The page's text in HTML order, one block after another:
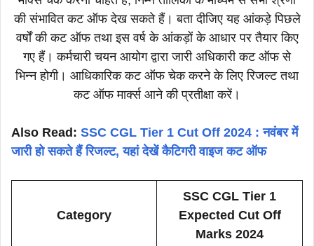
की संभावित कट ऑफ देख सकते हैं। बता दीजिए यह आंकड़े पिछले
वर्षों की कट ऑफ तथा इस वर्ष के आंकड़ों के आधार पर तैयार किए
गए हैं। कर्मचारी चयन आयोग द्वारा जारी अधिकारी कट ऑफ से
भिन्न होगी। आधिकारिक कट ऑफ चेक करने के लिए रिजल्ट तथा
कट ऑफ मार्क्स आने की प्रतीक्षा करें।
Also Read: SSC CGL Tier 1 Cut Off 2024 : नवंबर में
जारी हो सकते हैं रिजल्ट, यहां देखें कैटिगरी वाइज कट ऑफ
Category
SSC CGL Tier 1
Expected Cut Off
Marks 2024